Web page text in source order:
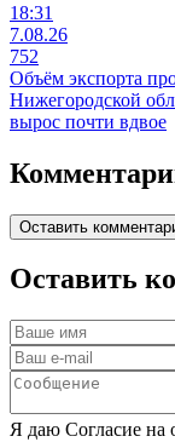
18:31
7.08.26
752
Объём экспорта
Нижегородской
вырос почти вдвое
Оставить
Оставить
Я даю Согласие на